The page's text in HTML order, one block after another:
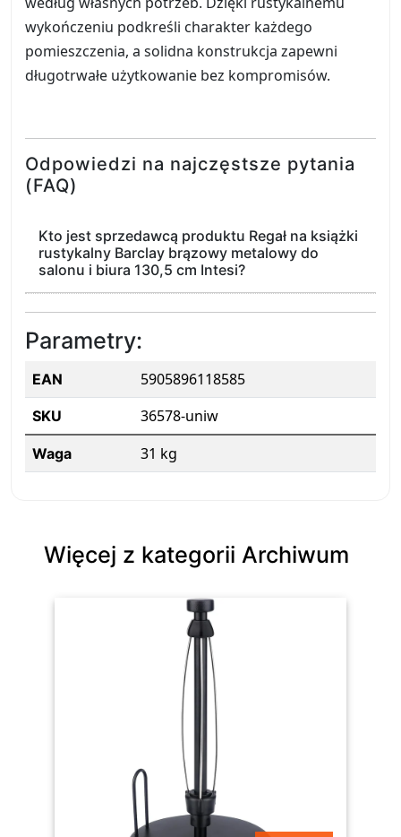
wykończeniu podkreśli charakter każdego
pomieszczenia, a solidna konstrukcja zapewni
długotrwałe użytkowanie bez kompromisów.
Odpowiedzi na najczęstsze pytania
(FAQ)
Kto jest sprzedawcą produktu Regał na książki
rustykalny Barclay brązowy metalowy do
salonu i biura 130,5 cm Intesi?
Parametry:
EAN 5905896118585
SKU 36578-uniw
Waga 31 kg
Więcej z kategorii Archiwum